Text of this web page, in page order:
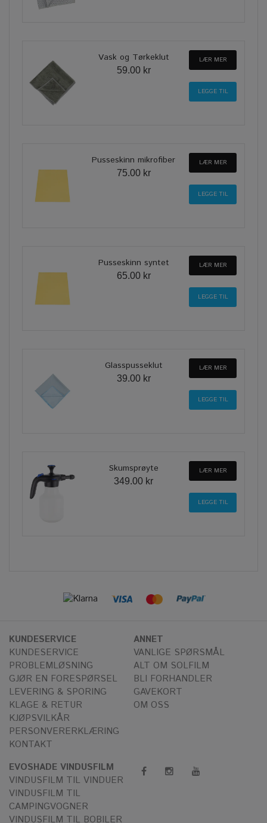
Vask og Tørkeklut
59.00 kr
LÆR MER
Pusseskinn mikrofiber
75.00 kr
LÆR MER
Pusseskinn syntet
65.00 kr
LÆR MER
Glasspusseklut
39.00 kr
LÆR MER
Skumsprøyte
349.00 kr
LÆR MER
KUNDESERVICE
KUNDESERVICE
PROBLEMLØSNING
GJØR EN FORESPØRSEL
LEVERING & SPORING
KLAGE & RETUR
KJØPSVILKÅR
PERSONVERERKLÆRING
KONTAKT
ANNET
VANLIGE SPØRSMÅL
ALT OM SOLFILM
BLI FORHANDLER
GAVEKORT
OM OSS
EVOSHADE VINDUSFILM
VINDUSFILM TIL VINDUER
VINDUSFILM TIL
CAMPINGVOGNER
VINDUSFILM TIL BOBILER